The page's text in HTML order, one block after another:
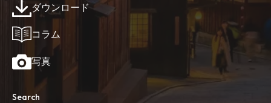
ダウンロード
コラム
写真
Search